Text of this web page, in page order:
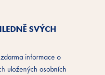
SVÝCH
informace o
uložených osobních